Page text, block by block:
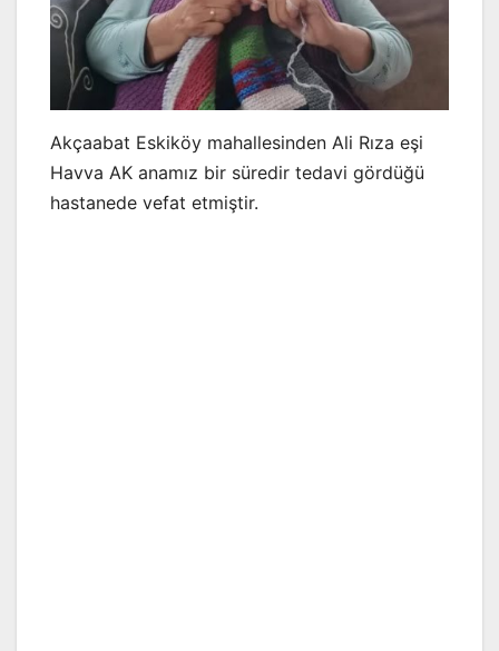
Akçaabat Eskiköy mahallesinden Ali Rıza eşi
Havva AK anamız bir süredir tedavi gördüğü
hastanede vefat etmiştir.